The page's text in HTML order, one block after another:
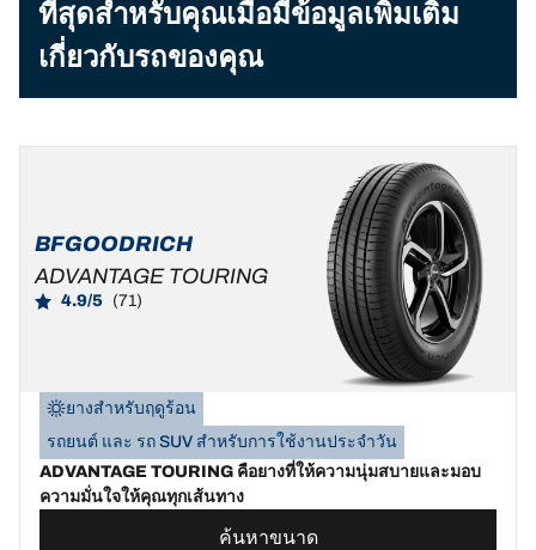
ที่สุดสำหรับคุณเมื่อมีข้อมูลเพิ่มเติม
เกี่ยวกับรถของคุณ
BFGOODRICH
ADVANTAGE TOURING
4.9/5 (71)
ยางสำหรับฤดูร้อน
รถยนต์ และ รถ SUV สำหรับการใช้งานประจำวัน
ADVANTAGE TOURING คือยางที่ให้ความนุ่มสบายและมอบ
ความมั่นใจให้คุณทุกเส้นทาง
ค้นหาขนาด